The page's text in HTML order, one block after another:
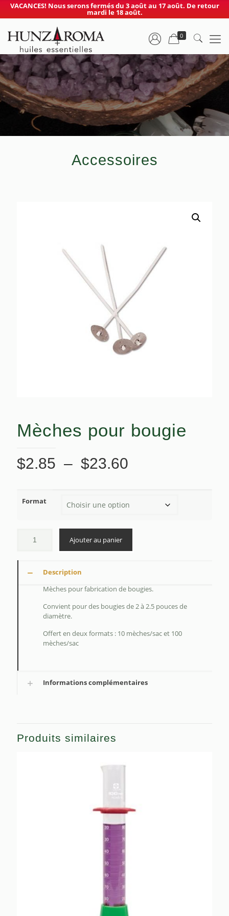
VACANCES! Nous serons fermés du 3 août au 17 août. De retour
mardi le 18 août.
0
Accessoires
Mèches pour bougie
$2.85 – $23.60
$2.85
à
Format
Ajouter au panier
Description
Mèches pour fabrication de bougies.
Convient pour des bougies de 2 à 2.5 pouces de
diamètre.
Offert en deux formats : 10 mèches/sac et 100
mèches/sac
Informations complémentaires
Produits similaires